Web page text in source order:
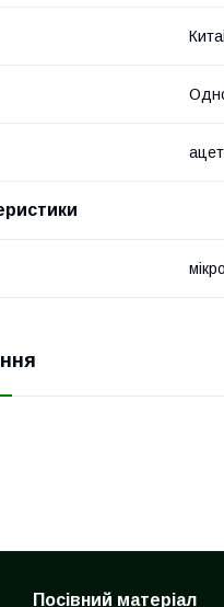
Посівний матеріал